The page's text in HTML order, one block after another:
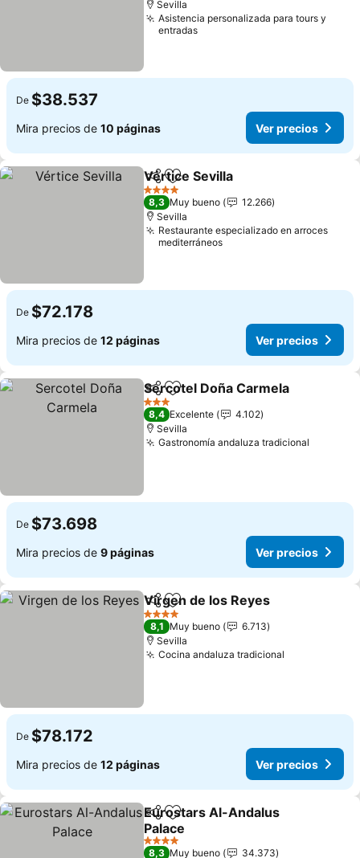
Sevilla
Asistencia personalizada para tours y
entradas
De $38.537
Mira precios de 10 páginas Ver precios
CompartirAgregar a favoritos
Vértice Sevilla
4 Estrellas
8,3 Muy bueno
12.266
Sevilla
Restaurante especializado en arroces
mediterráneos
De $72.178
Mira precios de 12 páginas Ver precios
CompartirAgregar a favoritos
Sercotel Doña Carmela
3 Estrellas
8,4 Excelente
4.102
Sevilla
Gastronomía andaluza tradicional
De $73.698
Mira precios de 9 páginas Ver precios
CompartirAgregar a favoritos
Virgen de los Reyes
4 Estrellas
8,1 Muy bueno
6.713
Sevilla
Cocina andaluza tradicional
De $78.172
Mira precios de 12 páginas Ver precios
CompartirAgregar a favoritos
Eurostars Al-Andalus
Palace
Ver precios
4 Estrellas
8,3 Muy bueno
34.373